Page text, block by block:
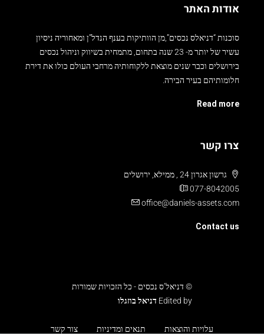
אודות האתר
סוכנות “דניאלס נכסים”,מן הוותיקות בענף הנדל”ן ומאחוריה ניסיון
עשיר של יותר מ- 23 שנה בתחום, מתמחית בשיווק וניהול נכסים
בירושלים וכבר שנים מוצאת ללקוחותיה מרחבי העולם כולו את דירת
חלומותיהם בעיר הבירה.
Read more
צרו קשר
גרשון אגרון 24 , ממילא, ירושלים
077-8042005
office@daniels-assets.com
Contact us
© דניאל’ס נכסים - כל הזכויות שמורות
Edited by דניאל בוזגלו
עלויות והוצאות תנאים ומדיניות צור קשר